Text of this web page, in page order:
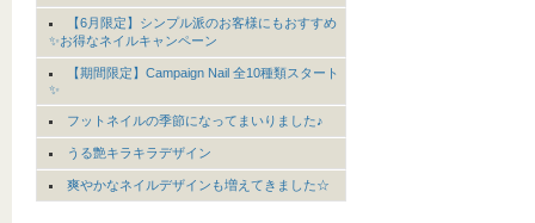
【6月限定】シンプル派のお客様にもおすすめ
✨お得なネイルキャンペーン
【期間限定】Campaign Nail 全10種類スタート
✨
フットネイルの季節になってまいりました♪
うる艶キラキラデザイン
爽やかなネイルデザインも増えてきました☆